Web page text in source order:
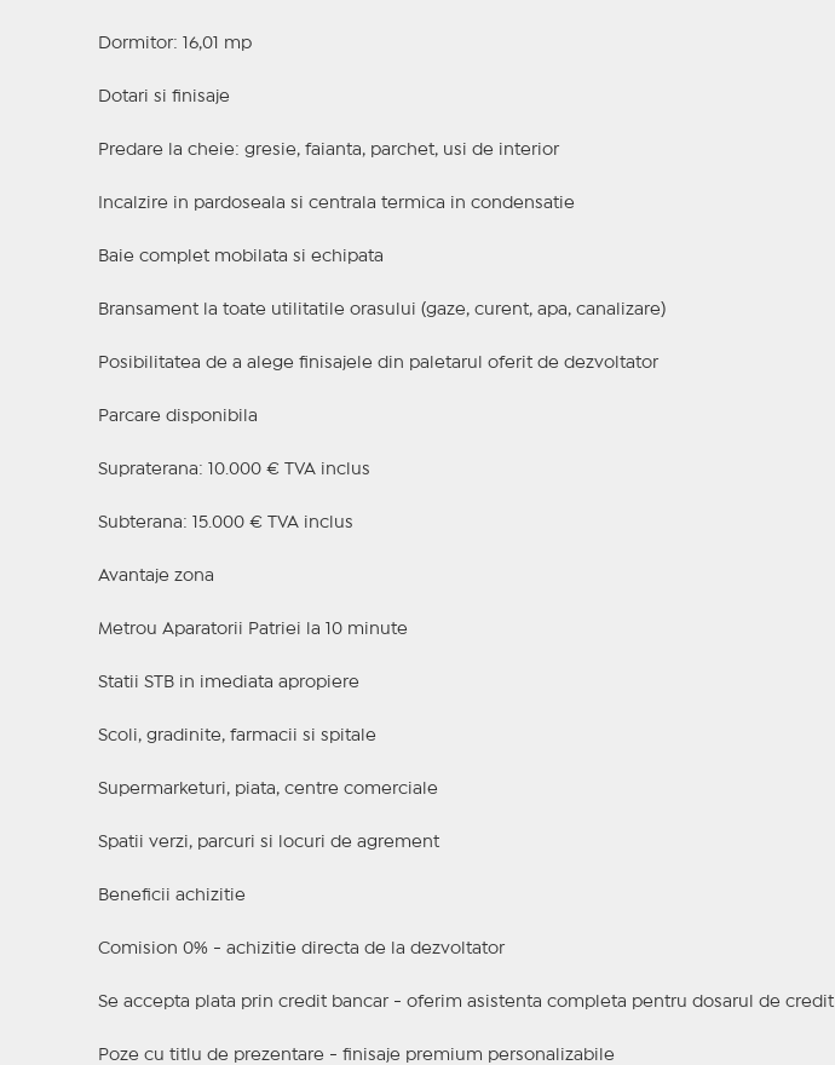
Dormitor: 16,01 mp
Dotari si finisaje
Predare la cheie: gresie, faianta, parchet, usi de interior
Incalzire in pardoseala si centrala termica in condensatie
Baie complet mobilata si echipata
Bransament la toate utilitatile orasului (gaze, curent, apa, canalizare)
Posibilitatea de a alege finisajele din paletarul oferit de dezvoltator
Parcare disponibila
Supraterana: 10.000 € TVA inclus
Subterana: 15.000 € TVA inclus
Avantaje zona
Metrou Aparatorii Patriei la 10 minute
Statii STB in imediata apropiere
Scoli, gradinite, farmacii si spitale
Supermarketuri, piata, centre comerciale
Spatii verzi, parcuri si locuri de agrement
Beneficii achizitie
Comision 0% - achizitie directa de la dezvoltator
Se accepta plata prin credit bancar - oferim asistenta completa pentru dosarul de credit
Poze cu titlu de prezentare - finisaje premium personalizabile